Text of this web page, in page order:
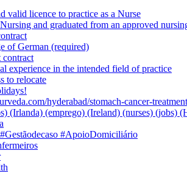
valid licence to practice as a Nurse
and graduated from an approved
of German (required)
contract
experience in the intended field of practice
to relocate
hyderabad/stomach-cancer-
(Irlanda) (emprego) (Ireland) (nurses) (jobs)
#ApoioDomiciliário